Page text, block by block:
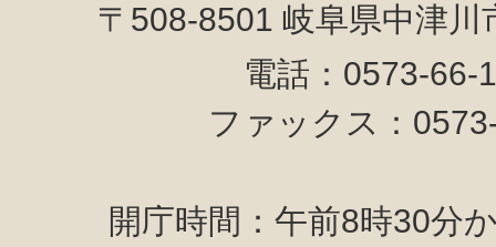
〒508-8501 岐阜県中津
電話：0573-
ファックス：
開庁時間：午前8時30分